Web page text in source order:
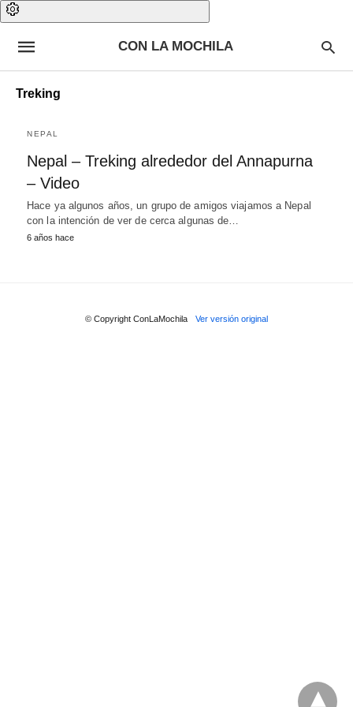
CON LA MOCHILA
Treking
NEPAL
Nepal – Treking alrededor del Annapurna
– Video
Hace ya algunos años, un grupo de amigos viajamos a Nepal
con la intención de ver de cerca algunas de…
6 años hace
© Copyright ConLaMochila Ver versión original